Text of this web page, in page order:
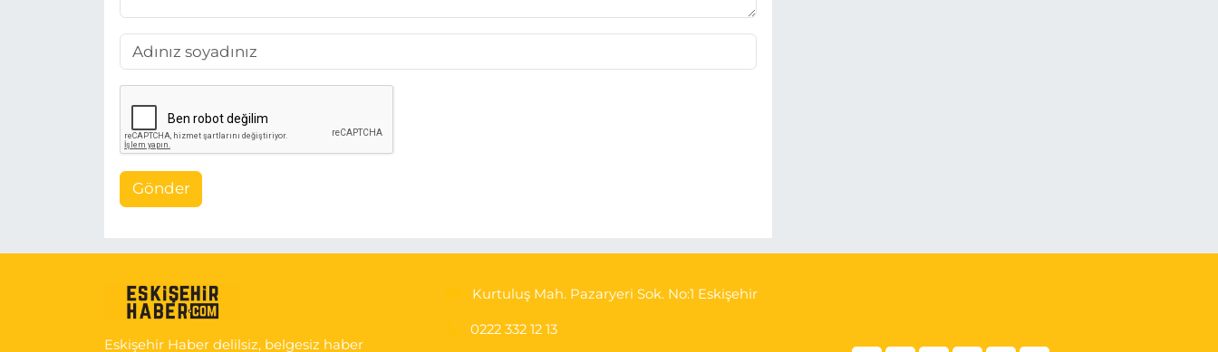
Gönder
Eskişehir Haber delilsiz, belgesiz haber
Kurtuluş Mah. Pazaryeri Sok. No:1 Eskişehir
0222 332 12 13